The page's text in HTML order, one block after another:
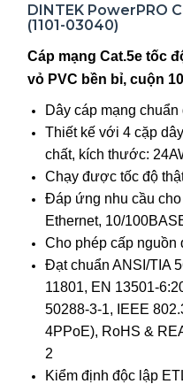
DINTEK PowerPRO
(1101-03040)
Cáp mạng Cat.5e tốc
vỏ PVC bền bỉ, cuộn
Dây cáp mạng chuẩn
Thiết kế với 4 cặp
chất, kích thước:
Chạy được tốc độ
Đáp ứng nhu cầu
Ethernet, 10/
Cho phép cấp nguồn
Đạt chuẩn ANSI/TIA
11801, EN 13501-
50288-3-1, IEEE
4PPoE), RoHS &
2
Kiểm định độc lập